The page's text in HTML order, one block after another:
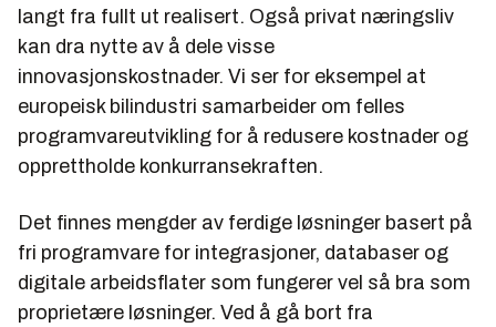
langt fra fullt ut realisert. Også privat næringsliv
kan dra nytte av å dele visse
innovasjonskostnader. Vi ser for eksempel at
europeisk bilindustri samarbeider om felles
programvareutvikling for å redusere kostnader og
opprettholde konkurransekraften.
Det finnes mengder av ferdige løsninger basert på
fri programvare for integrasjoner, databaser og
digitale arbeidsflater som fungerer vel så bra som
proprietære løsninger. Ved å gå bort fra